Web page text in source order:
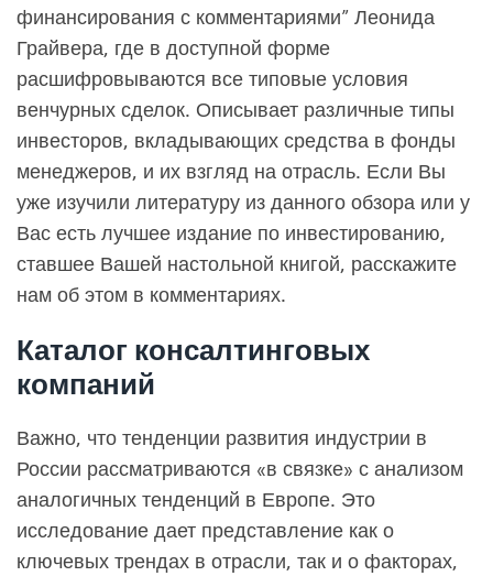
финансирования с комментариями” Леонида
Грайвера, где в доступной форме
расшифровываются все типовые условия
венчурных сделок. Описывает различные типы
инвесторов, вкладывающих средства в фонды
менеджеров, и их взгляд на отрасль. Если Вы
уже изучили литературу из данного обзора или у
Вас есть лучшее издание по инвестированию,
ставшее Вашей настольной книгой, расскажите
нам об этом в комментариях.
Каталог консалтинговых
компаний
Важно, что тенденции развития индустрии в
России рассматриваются «в связке» с анализом
аналогичных тенденций в Европе. Это
исследование дает представление как о
ключевых трендах в отрасли, так и о факторах,